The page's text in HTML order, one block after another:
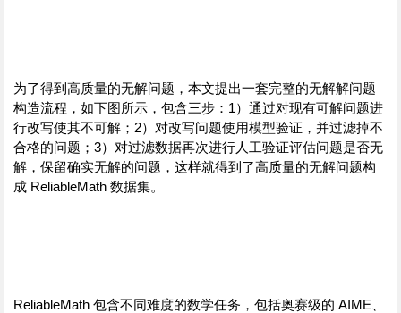
为了得到高质量的无解问题，本文提出一套完整的无解解问题
构造流程，如下图所示，包含三步：1）通过对现有可解问题进
行改写使其不可解；2）对改写问题使用模型验证，并过滤掉不
合格的问题；3）对过滤数据再次进行人工验证评估问题是否无
解，保留确实无解的问题，这样就得到了高质量的无解问题构
成 ReliableMath 数据集。
ReliableMath 包含不同难度的数学任务，包括奥赛级的 AIME、